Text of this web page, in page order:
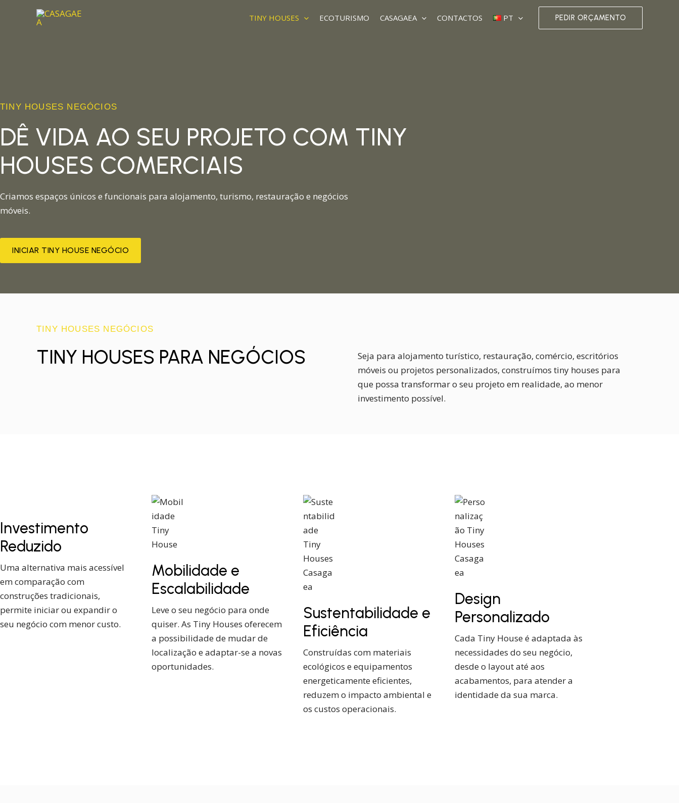
TINY HOUSES ECOTURISMO CASAGAEA CONTACTOS PT PEDIR ORÇAMENTO
TINY HOUSES NEGÓCIOS
DÊ VIDA AO SEU PROJETO COM TINY
HOUSES COMERCIAIS
Criamos espaços únicos e funcionais para alojamento, turismo, restauração e negócios
móveis.
INICIAR TINY HOUSE NEGÓCIO
TINY HOUSES NEGÓCIOS
TINY HOUSES PARA NEGÓCIOS
Seja para alojamento turístico, restauração, comércio, escritórios
móveis ou projetos personalizados, construímos tiny houses para
que possa transformar o seu projeto em realidade, ao menor
investimento possível.
Investimento
Reduzido
Uma alternativa mais acessível
em comparação com
construções tradicionais,
permite iniciar ou expandir o
seu negócio com menor custo.
Mobilidade e
Escalabilidade
Leve o seu negócio para onde
quiser. As Tiny Houses oferecem
a possibilidade de mudar de
localização e adaptar-se a novas
oportunidades.
Sustentabilidade e
Eficiência
Construídas com materiais
ecológicos e equipamentos
energeticamente eficientes,
reduzem o impacto ambiental e
os custos operacionais.
Design
Personalizado
Cada Tiny House é adaptada às
necessidades do seu negócio,
desde o layout até aos
acabamentos, para atender a
identidade da sua marca.